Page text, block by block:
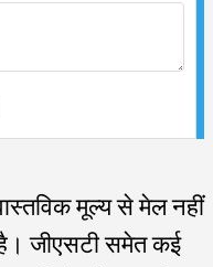
मूल्य से मेल नहीं
है। जीएसटी समेत कई